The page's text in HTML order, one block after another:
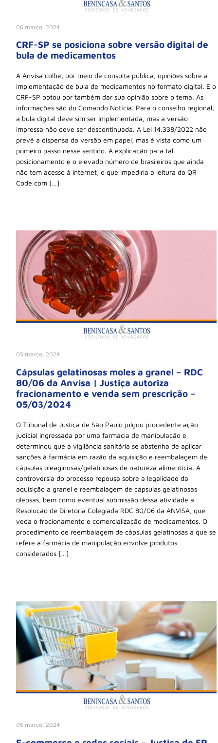
06 março, 2024
CRF-SP se posiciona sobre versão digital de
bula de medicamentos
A Anvisa colhe, por meio de consulta pública, opiniões sobre a
implementação de bula de medicamentos no formato digital. E o
CRF-SP optou por também dar sua opinião sobre o tema. As
informações são do Comando Notícia. Para o conselho regional,
a bula digital deve sim ser implementada, mas a versão
impressa não deve ser descontinuada. A Lei 14.338/2022 não
prevê a dispensa da versão em papel, mas é vista como um
primeiro passo nesse sentido. A explicação para tal
posicionamento é o elevado número de brasileiros que ainda
não tem acesso à internet, o que impediria a leitura do QR
Code com […]
05 março, 2024
Cápsulas gelatinosas moles a granel – RDC
80/06 da Anvisa | Justiça autoriza
fracionamento e venda sem prescrição –
05/03/2024
O Tribunal de Justiça de São Paulo julgou procedente ação
judicial ingressada por uma farmácia de manipulação e
determinou que a vigilância sanitária se abstenha de aplicar
sanções à farmácia em razão da aquisição e reembalagem de
cápsulas oleaginosas/gelatinosas de natureza alimentícia. A
controvérsia do processo repousa sobre a legalidade da
aquisição a granel e reembalagem de cápsulas gelatinosas
oleosas, bem como eventual submissão dessa atividade à
Resolução de Diretoria Colegiada RDC 80/06 da ANVISA, que
veda o fracionamento e comercialização de medicamentos. O
procedimento de reembalagem de cápsulas gelatinosas a que se
refere a farmácia de manipulação envolve produtos
considerados […]
05 março, 2024